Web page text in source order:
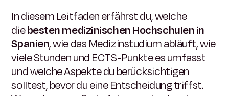
In diesem Leitfaden erfährst du, welche
diebesten medizinischen Hochschulen in
Spanien, wie das Medizinstudium abläuft, wie
viele Stunden und ECTS-Punkte es umfasst
und welche Aspekte du berücksichtigen
solltest, bevor du eine Entscheidung triffst.